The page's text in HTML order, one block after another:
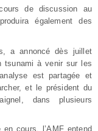
de discussion au
également des
a annoncé dès juillet
tsunami à venir sur les
est partagée et
et le président du
dans plusieurs
cours, l’AMF entend